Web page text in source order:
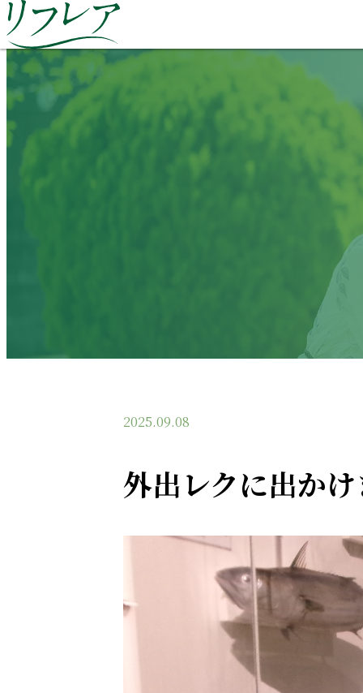
2025.09.08
外出レクに出か